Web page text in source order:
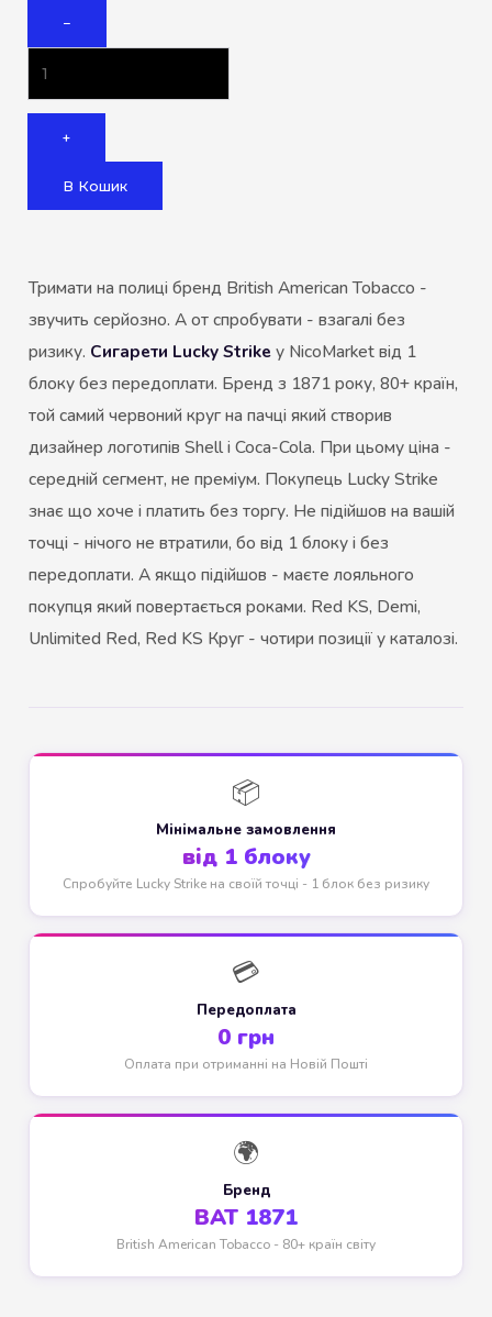
−
+
В Кошик
Тримати на полиці бренд British American Tobacco -
звучить серйозно. А от спробувати - взагалі без
ризику. Сигарети Lucky Strikeу NicoMarket від 1
блоку без передоплати. Бренд з 1871 року, 80+ країн,
той самий червоний круг на пачці який створив
дизайнер логотипів Shell і Coca-Cola. При цьому ціна -
середній сегмент, не преміум. Покупець Lucky Strike
знає що хоче і платить без торгу. Не підійшов на вашій
точці - нічого не втратили, бо від 1 блоку і без
передоплати. А якщо підійшов - маєте лояльного
покупця який повертається роками. Red KS, Demi,
Unlimited Red, Red KS Круг - чотири позиції у каталозі.
📦
Мінімальне замовлення
від 1 блоку
Спробуйте Lucky Strike на своїй точці - 1 блок без ризику
💳
Передоплата
0 грн
Оплата при отриманні на Новій Пошті
🌍
Бренд
BAT 1871
British American Tobacco - 80+ країн світу